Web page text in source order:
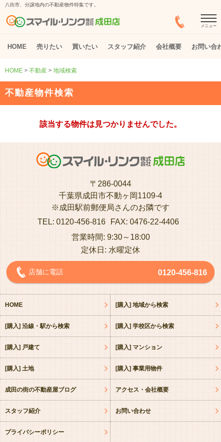
八街市、分譲地内の不動産物件特集です。
メニュー
HOME 売りたい 買いたい スタッフ紹介 会社概要 お問い合
HOME > 不動産 > 地域検索
不動産物件検索
該当する物件は見つかりませんでした。
〒286-0044
千葉県成田市不動ヶ岡1109-4
※成田駅前郵便局さんのお隣です
TEL: 0120-456-816
FAX: 0476-22-4406
営業時間: 9:30～18:00
定休日: 水曜定休
店舗に電話 0120-456-816
HOME [購入] 地域から検索
[購入] 沿線・駅から検索 [購入] 学校区から検索
[購入] 戸建て [購入] マンション
[購入] 土地 [購入] 事業用物件
成田の街の不動産屋ブログ アクセス・会社概要
スタッフ紹介 お問い合わせ
プライバシーポリシー